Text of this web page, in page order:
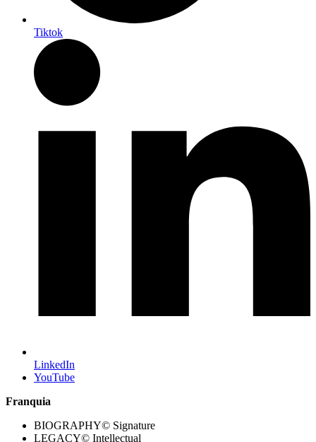
Tiktok
LinkedIn
YouTube
Franquia
BIOGRAPHY© Signature
LEGACY© Intellectual